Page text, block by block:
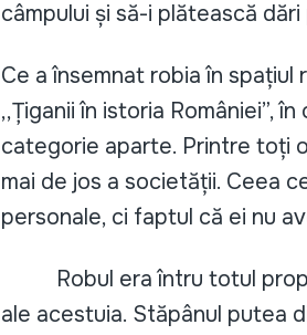
câmpului și să-i plătească
Ce a însemnat robia în spațiul
,,Țiganii în istoria României”,
categorie aparte. Printre toți
mai de jos a societății. Ceea
personale, ci faptul că ei nu
Robul era întru totul
ale acestuia. Stăpânul putea